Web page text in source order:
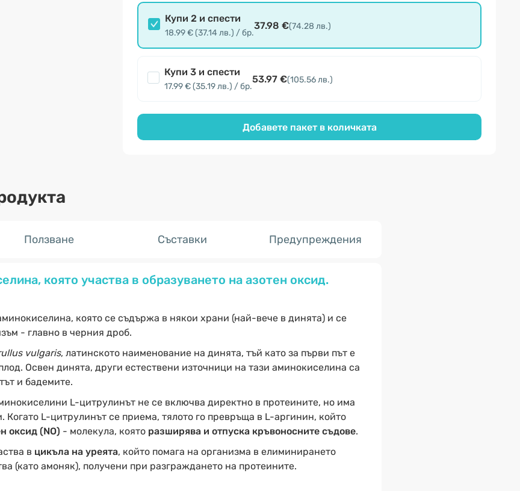
Купи 2 и спести
18.99 € (37.14 лв.) / бр.
37.98 €(74.28 лв.)
Купи 3 и спести
17.99 € (35.19 лв.) / бр.
53.97 €(105.56 лв.)
Добавете пакет в количката
Ползване Съставки Предупреждения
която участва в образуването на азотен оксид.
която се съдържа в някои храни (най-вече в динята) и се
- главно в черния дроб.
vulgaris, латинското наименование на динята, тъй като за първи път е
Освен динята, други естествени източници на тази аминокиселина са
и бадемите.
L-цитрулинът не се включва директно в протеините, но има
L-цитрулинът се приема, тялото го превръща в L-аргинин, който
оксид (NO) - молекула, която разширява и отпуска кръвоносните съдове.
в цикъла на уреята, който помага на организма в елиминирането
(като амоняк), получени при разграждането на протеините.